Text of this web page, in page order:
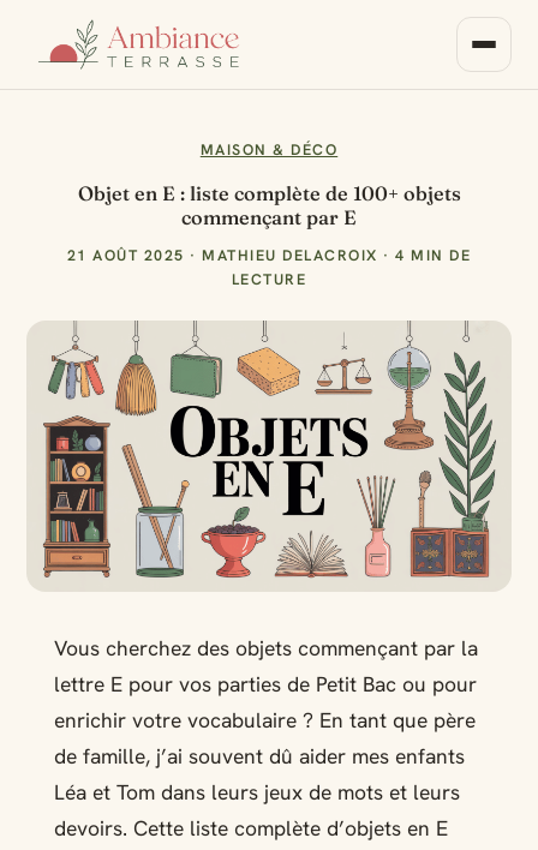
MAISON & DÉCO
Objet en E : liste complète de 100+ objets
commençant par E
21 AOÛT 2025 · MATHIEU DELACROIX · 4 MIN DE
LECTURE
Vous cherchez des objets commençant par la
lettre E pour vos parties de Petit Bac ou pour
enrichir votre vocabulaire ? En tant que père
de famille, j’ai souvent dû aider mes enfants
Léa et Tom dans leurs jeux de mots et leurs
devoirs. Cette liste complète d’objets en E